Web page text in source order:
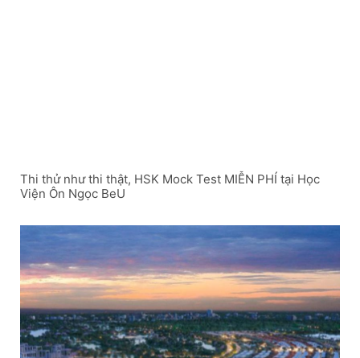
Thi thử như thi thật, HSK Mock Test MIỄN PHÍ tại Học
Viện Ôn Ngọc BeU